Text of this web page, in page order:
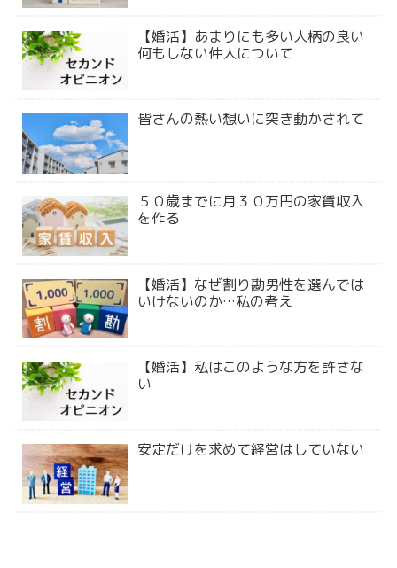
【婚活】あまりにも多い人柄の良い
何もしない仲人について
皆さんの熱い想いに突き動かされて
５０歳までに月３０万円の家賃収入
を作る
【婚活】なぜ割り勘男性を選んでは
いけないのか…私の考え
【婚活】私はこのような方を許さな
い
安定だけを求めて経営はしていない